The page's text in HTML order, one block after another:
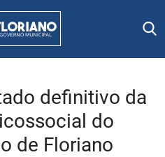
definitivo da
do
de Floriano